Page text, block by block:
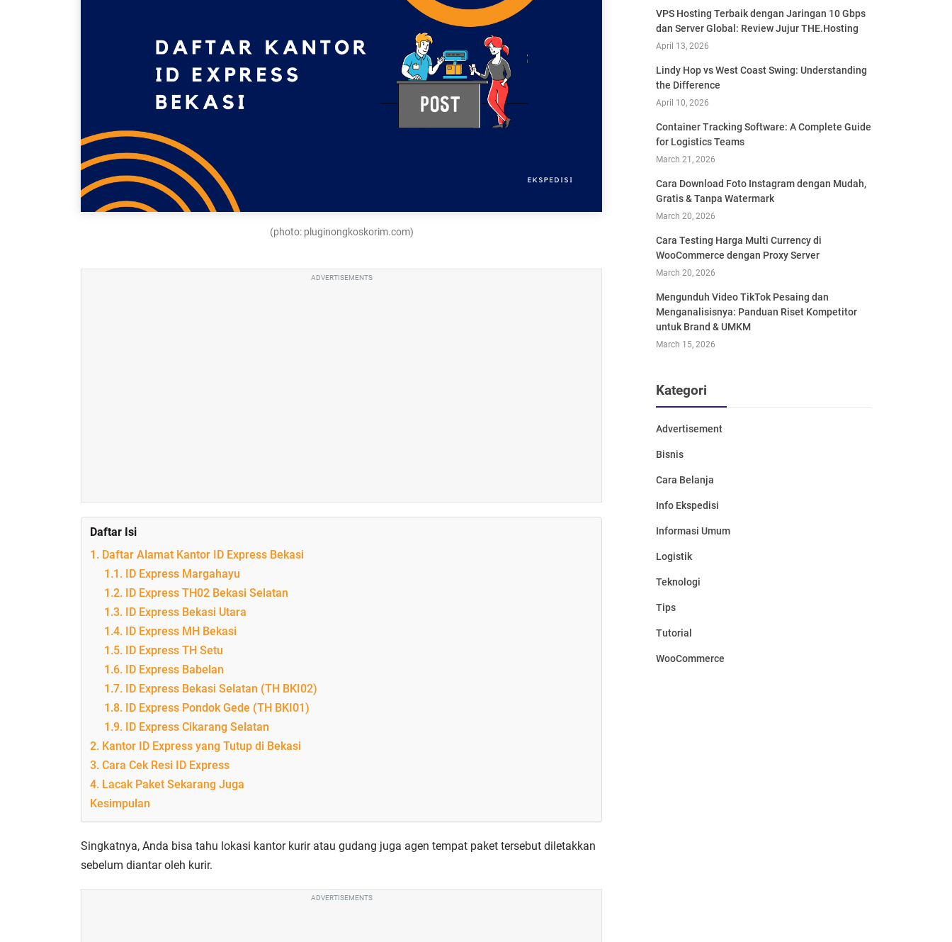
(photo: pluginongkoskorim.com)
ADVERTISEMENTS
Daftar Isi
1. Daftar Alamat Kantor ID Express Bekasi
1.1. ID Express Margahayu
1.2. ID Express TH02 Bekasi Selatan
1.3. ID Express Bekasi Utara
1.4. ID Express MH Bekasi
1.5. ID Express TH Setu
1.6. ID Express Babelan
1.7. ID Express Bekasi Selatan (TH BKI02)
1.8. ID Express Pondok Gede (TH BKI01)
1.9. ID Express Cikarang Selatan
2. Kantor ID Express yang Tutup di Bekasi
3. Cara Cek Resi ID Express
4. Lacak Paket Sekarang Juga
Kesimpulan
Singkatnya, Anda bisa tahu lokasi kantor kurir atau gudang juga agen tempat paket tersebut diletakkan
sebelum diantar oleh kurir.
ADVERTISEMENTS
VPS Hosting Terbaik dengan Jaringan 10 Gbps
dan Server Global: Review Jujur THE.Hosting
April 13, 2026
Lindy Hop vs West Coast Swing: Understanding
the Difference
April 10, 2026
Container Tracking Software: A Complete Guide
for Logistics Teams
March 21, 2026
Cara Download Foto Instagram dengan Mudah,
Gratis & Tanpa Watermark
March 20, 2026
Cara Testing Harga Multi Currency di
WooCommerce dengan Proxy Server
March 20, 2026
Mengunduh Video TikTok Pesaing dan
Menganalisisnya: Panduan Riset Kompetitor
untuk Brand & UMKM
March 15, 2026
Kategori
Advertisement
Bisnis
Cara Belanja
Info Ekspedisi
Informasi Umum
Logistik
Teknologi
Tips
Tutorial
WooCommerce